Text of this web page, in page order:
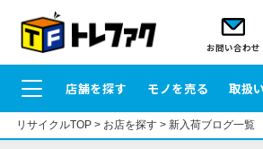
お問い合わせ
店舗を探す モノを売る 取扱
リサイクルTOP> お店を探す> 新入荷ブログ一覧